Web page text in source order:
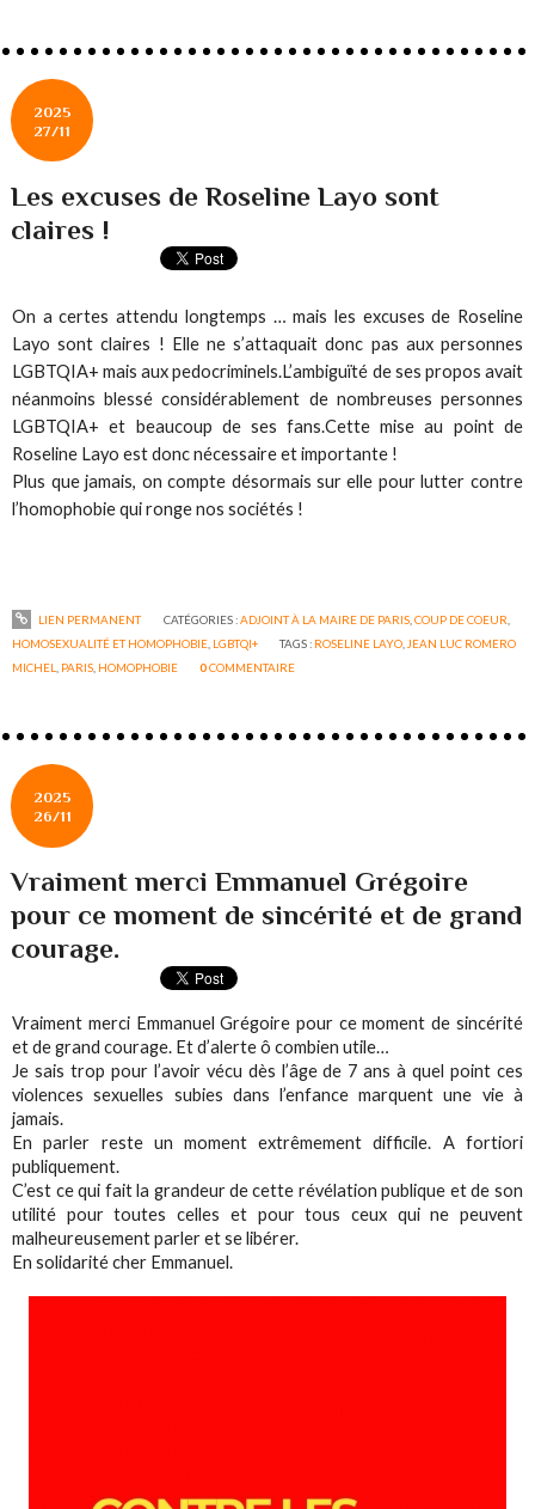
2025
27/11
Les excuses de Roseline Layo sont
claires !
On a certes attendu longtemps … mais les excuses de Roseline
Layo sont claires ! Elle ne s’attaquait donc pas aux personnes
LGBTQIA+ mais aux pedocriminels.L’ambiguïté de ses propos avait
néanmoins blessé considérablement de nombreuses personnes
LGBTQIA+ et beaucoup de ses fans.Cette mise au point de
Roseline Layo est donc nécessaire et importante !
Plus que jamais, on compte désormais sur elle pour lutter contre
l’homophobie qui ronge nos sociétés !
LIEN PERMANENT CATÉGORIES :ADJOINT À LA MAIRE DE PARIS,COUP DE COEUR,
HOMOSEXUALITÉ ET HOMOPHOBIE, LGBTQI+ TAGS : ROSELINE LAYO,JEAN LUC ROMERO
MICHEL, PARIS, HOMOPHOBIE 0COMMENTAIRE
2025
26/11
Vraiment merci Emmanuel Grégoire
pour ce moment de sincérité et de grand
courage.
Vraiment merci Emmanuel Grégoire pour ce moment de sincérité
et de grand courage. Et d’alerte ô combien utile…
Je sais trop pour l’avoir vécu dès l’âge de 7 ans à quel point ces
violences sexuelles subies dans l’enfance marquent une vie à
jamais.
En parler reste un moment extrêmement difficile. A fortiori
publiquement.
C’est ce qui fait la grandeur de cette révélation publique et de son
utilité pour toutes celles et pour tous ceux qui ne peuvent
malheureusement parler et se libérer.
En solidarité cher Emmanuel.